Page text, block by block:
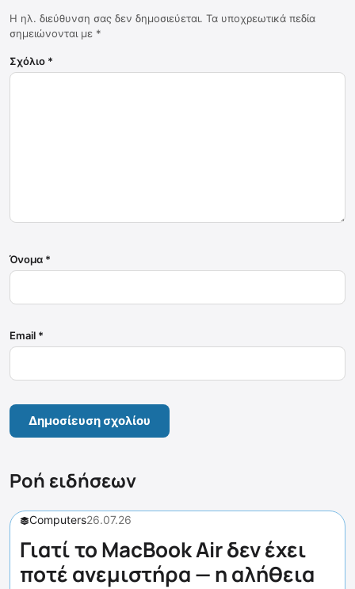
Η ηλ. διεύθυνση σας δεν δημοσιεύεται. Τα υποχρεωτικά πεδία
σημειώνονται με *
Σχόλιο *
Όνομα *
Email *
Ροή ειδήσεων
Computers26.07.26
Γιατί το MacBook Air δεν έχει
ποτέ ανεμιστήρα — η αλήθεια